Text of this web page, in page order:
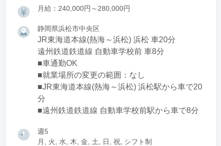
月給：240,000円～280,000円
静岡県浜松市中央区
JR東海道本線(熱海～浜松) 浜松 車20分
遠州鉄道鉄道線 自動車学校前 車8分
■車通勤OK
■就業場所の変更の範囲：なし
■JR東海道本線(熱海～浜松) 浜松駅から車で20
分
■遠州鉄道鉄道線 自動車学校前駅から車で8分
週5
月, 火, 水, 木, 金, 土, 日, 祝, シフト制